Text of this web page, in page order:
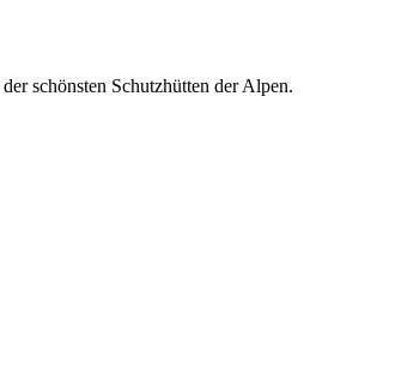
schönsten Schutzhütten der Alpen.